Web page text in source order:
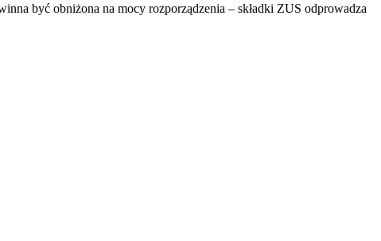
być obniżona na mocy rozporządzenia – składki ZUS odprowadza